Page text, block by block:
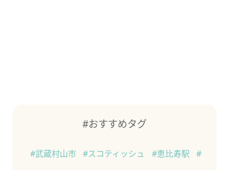
#おすすめタグ
#武蔵村山市 #スコティッシュ #恵比寿駅
#